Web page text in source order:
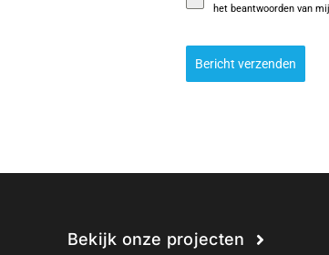
het beantwoorden van
Bericht verzenden
Bekijk onze projecten